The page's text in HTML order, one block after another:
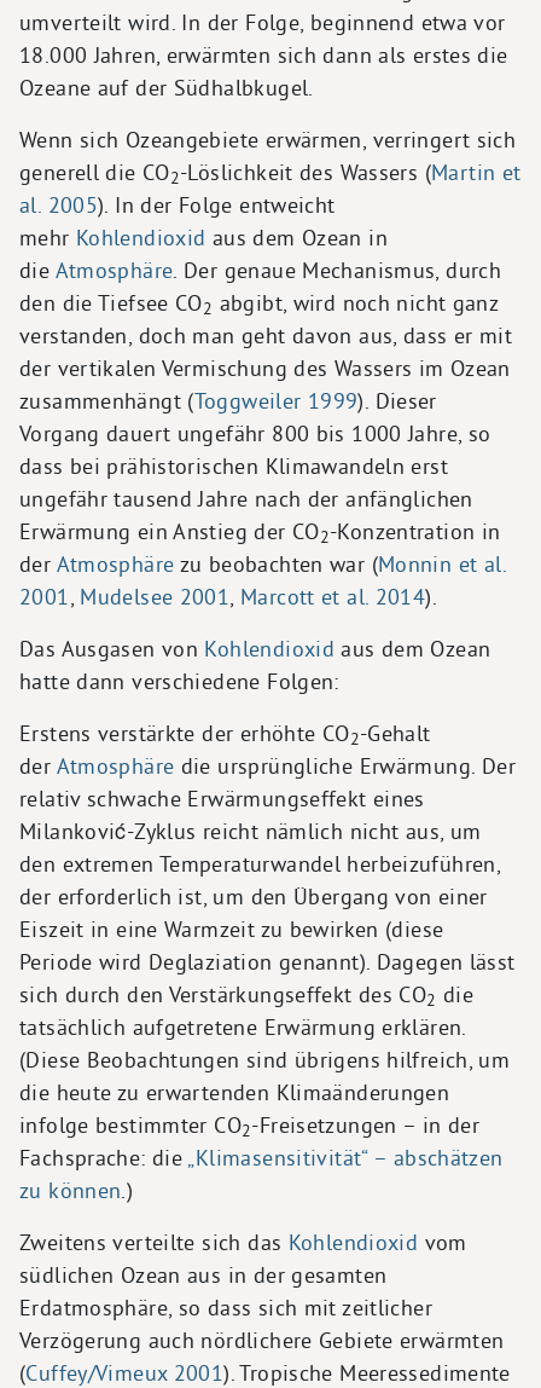
umverteilt wird. In der Folge, beginnend etwa vor
18.000 Jahren, erwärmten sich dann als erstes die
Ozeane auf der Südhalbkugel.
Wenn sich Ozeangebiete erwärmen, verringert sich
generell die CO2-Löslichkeit des Wassers (Martin et
al. 2005). In der Folge entweicht
mehr Kohlendioxid aus dem Ozean in
die Atmosphäre. Der genaue Mechanismus, durch
den die Tiefsee CO2 abgibt, wird noch nicht ganz
verstanden, doch man geht davon aus, dass er mit
der vertikalen Vermischung des Wassers im Ozean
zusammenhängt (Toggweiler 1999). Dieser
Vorgang dauert ungefähr 800 bis 1000 Jahre, so
dass bei prähistorischen Klimawandeln erst
ungefähr tausend Jahre nach der anfänglichen
Erwärmung ein Anstieg der CO2-Konzentration in
der Atmosphäre zu beobachten war (Monnin et al.
2001, Mudelsee 2001, Marcott et al. 2014).
Das Ausgasen von Kohlendioxid aus dem Ozean
hatte dann verschiedene Folgen:
Erstens verstärkte der erhöhte CO2-Gehalt
der Atmosphäre die ursprüngliche Erwärmung. Der
relativ schwache Erwärmungseffekt eines
Milanković-Zyklus reicht nämlich nicht aus, um
den extremen Temperaturwandel herbeizuführen,
der erforderlich ist, um den Übergang von einer
Eiszeit in eine Warmzeit zu bewirken (diese
Periode wird Deglaziation genannt). Dagegen lässt
sich durch den Verstärkungseffekt des CO2 die
tatsächlich aufgetretene Erwärmung erklären.
(Diese Beobachtungen sind übrigens hilfreich, um
die heute zu erwartenden Klimaänderungen
infolge bestimmter CO2-Freisetzungen – in der
Fachsprache: die„Klimasensitivität“ – abschätzen
zu können.)
Zweitens verteilte sich das Kohlendioxid vom
südlichen Ozean aus in der gesamten
Erdatmosphäre, so dass sich mit zeitlicher
Verzögerung auch nördlichere Gebiete erwärmten
(Cuffey/Vimeux 2001). Tropische Meeressedimente